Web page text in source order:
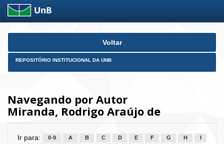
Skip
Voltar
REPOSITÓRIO INSTITUCIONAL DA UNB
Navegando por Autor
Miranda, Rodrigo Araújo de
Ir para: 0-9 A B C D E F G H